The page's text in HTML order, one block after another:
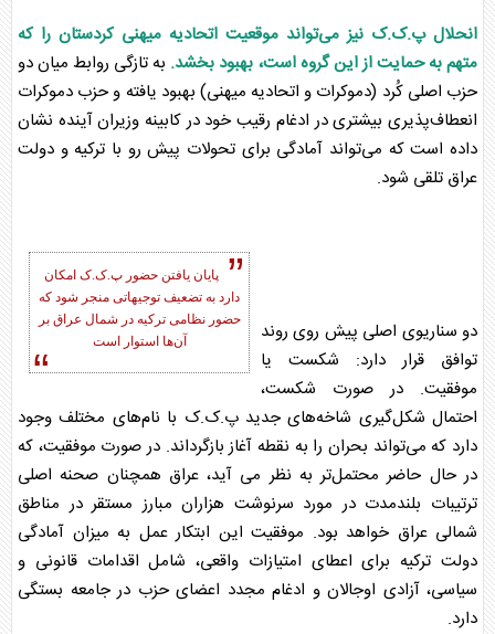
انحلال پ.ک.ک نیز می‌تواند موقعیت اتحادیه میهنی کردستان را که
متهم به حمایت از این گروه است، بهبود بخشد. به تازگی روابط میان دو
حزب اصلی کُرد (دموکرات و اتحادیه میهنی) بهبود یافته و حزب دموکرات
انعطاف‌پذیری بیشتری در ادغام رقیب خود در کابینه وزیران آینده نشان
داده است که می‌تواند آمادگی برای تحولات پیش رو با ترکیه و دولت
عراق تلقی شود.
پایان یافتن حضور پ.ک.ک امکان
دارد به تضعیف توجیهاتی منجر شود که
حضور نظامی ترکیه در شمال عراق بر
آن‌ها استوار است
دو سناریوی اصلی پیش روی روند
توافق قرار دارد: شکست یا
موفقیت. در صورت شکست،
احتمال شکل‌گیری شاخه‌های جدید پ.ک.ک با نام‌های مختلف وجود
دارد که می‌تواند بحران را به نقطه آغاز بازگرداند. در صورت موفقیت، که
در حال حاضر محتمل‌تر به نظر می آید،عراق همچنان صحنه اصلی
ترتیبات بلندمدت در مورد سرنوشت هزاران مبارز مستقر در مناطق
شمالیعراق خواهد بود. موفقیت این ابتکار عمل به میزان آمادگی
دولت ترکیه برای اعطای امتیازات واقعی، شامل اقدامات قانونی و
سیاسی، آزادی اوجالان و ادغام مجدد اعضای حزب در جامعه بستگی
دارد.